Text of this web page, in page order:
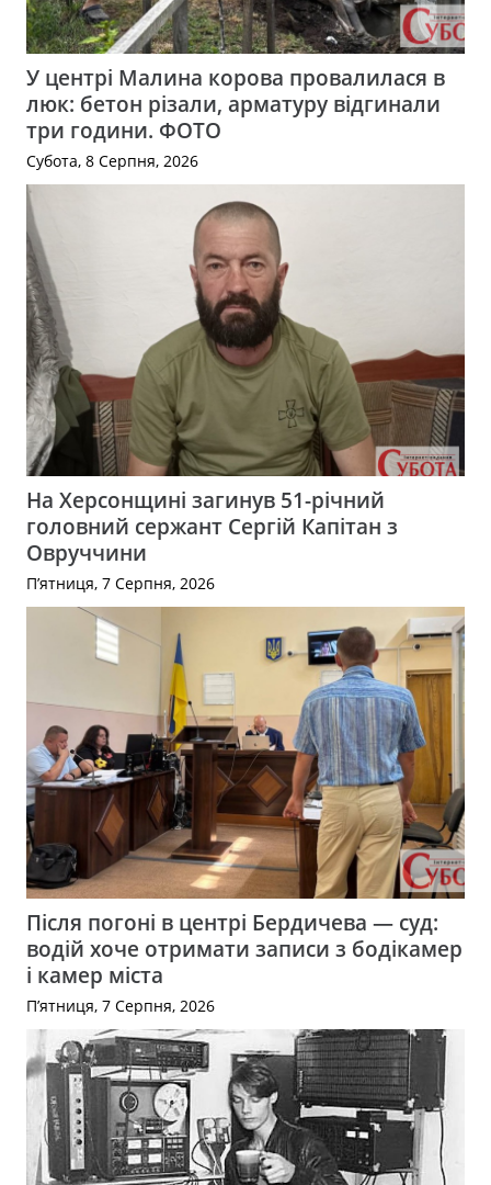
У центрі Малина корова провалилася в
люк: бетон різали, арматуру відгинали
три години. ФОТО
Субота, 8 Серпня, 2026
На Херсонщині загинув 51-річний
головний сержант Сергій Капітан з
Овруччини
П’ятниця, 7 Серпня, 2026
Після погоні в центрі Бердичева — суд:
водій хоче отримати записи з бодікамер
і камер міста
П’ятниця, 7 Серпня, 2026